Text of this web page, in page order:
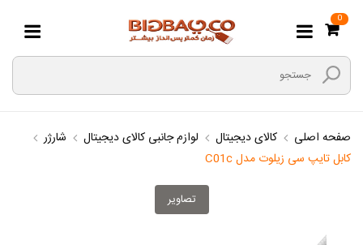
0
صفحه اصلی کالای دیجیتال لوازم جانبی کالای دیجیتال
شارژر
کابل تایپ سی زیلوت مدل C01c
تصاویر